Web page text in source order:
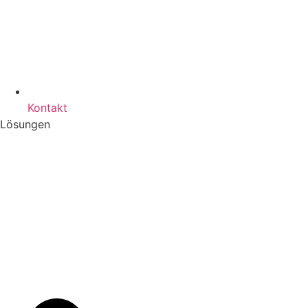
Kontakt
Lösungen